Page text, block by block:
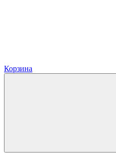
Корзина